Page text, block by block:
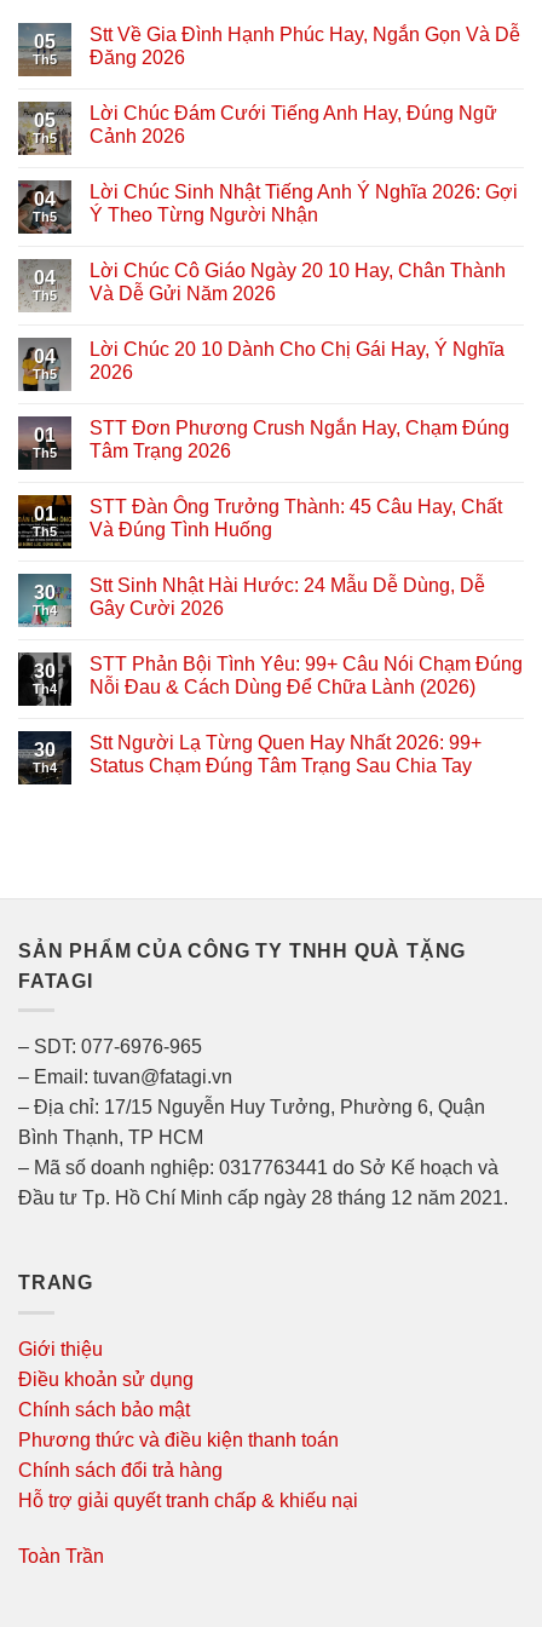
05
Th5
Stt Về Gia Đình Hạnh Phúc Hay, Ngắn Gọn Và Dễ
Đăng 2026
05
Th5
Lời Chúc Đám Cưới Tiếng Anh Hay, Đúng Ngữ
Cảnh 2026
04
Th5
Lời Chúc Sinh Nhật Tiếng Anh Ý Nghĩa 2026: Gợi
Ý Theo Từng Người Nhận
04
Th5
Lời Chúc Cô Giáo Ngày 20 10 Hay, Chân Thành
Và Dễ Gửi Năm 2026
04
Th5
Lời Chúc 20 10 Dành Cho Chị Gái Hay, Ý Nghĩa
2026
01
Th5
STT Đơn Phương Crush Ngắn Hay, Chạm Đúng
Tâm Trạng 2026
01
Th5
STT Đàn Ông Trưởng Thành: 45 Câu Hay, Chất
Và Đúng Tình Huống
30
Th4
Stt Sinh Nhật Hài Hước: 24 Mẫu Dễ Dùng, Dễ
Gây Cười 2026
30
Th4
STT Phản Bội Tình Yêu: 99+ Câu Nói Chạm Đúng
Nỗi Đau & Cách Dùng Để Chữa Lành (2026)
30
Th4
Stt Người Lạ Từng Quen Hay Nhất 2026: 99+
Status Chạm Đúng Tâm Trạng Sau Chia Tay
SẢN PHẨM CỦA CÔNG TY TNHH QUÀ TẶNG
FATAGI
– SDT: 077-6976-965
– Email: tuvan@fatagi.vn
– Địa chỉ: 17/15 Nguyễn Huy Tưởng, Phường 6, Quận
Bình Thạnh, TP HCM
– Mã số doanh nghiệp: 0317763441 do Sở Kế hoạch và
Đầu tư Tp. Hồ Chí Minh cấp ngày 28 tháng 12 năm 2021.
TRANG
Giới thiệu
Điều khoản sử dụng
Chính sách bảo mật
Phương thức và điều kiện thanh toán
Chính sách đổi trả hàng
Hỗ trợ giải quyết tranh chấp & khiếu nại
Toàn Trần